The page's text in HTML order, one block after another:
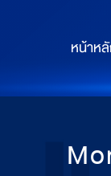
หน้าห